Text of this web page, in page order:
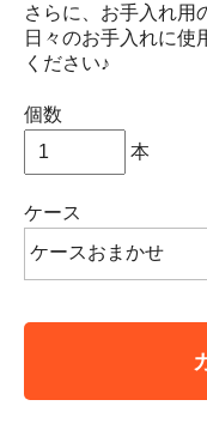
さらに、お手入れ用
日々のお手入れに使
ください♪
個数
本
ケース